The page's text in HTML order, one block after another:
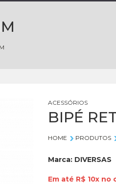
ACESSÓRIOS
BIPÉ
HOME PRODUTOS
Marca: DIVERSAS
Em até R$ 10x no